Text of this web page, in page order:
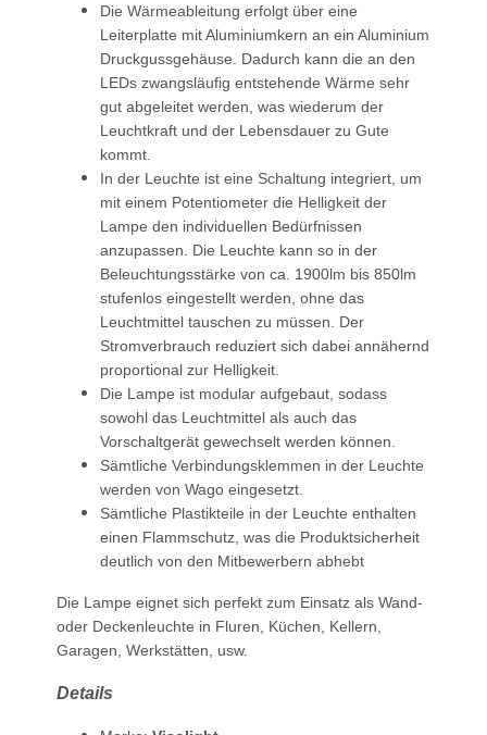
Die Wärmeableitung erfolgt über eine
Leiterplatte mit Aluminiumkern an ein Aluminium
Druckgussgehäuse. Dadurch kann die an den
LEDs zwangsläufig entstehende Wärme sehr
gut abgeleitet werden, was wiederum der
Leuchtkraft und der Lebensdauer zu Gute
kommt.
In der Leuchte ist eine Schaltung integriert, um
mit einem Potentiometer die Helligkeit der
Lampe den individuellen Bedürfnissen
anzupassen. Die Leuchte kann so in der
Beleuchtungsstärke von ca. 1900lm bis 850lm
stufenlos eingestellt werden, ohne das
Leuchtmittel tauschen zu müssen. Der
Stromverbrauch reduziert sich dabei annähernd
proportional zur Helligkeit.
Die Lampe ist modular aufgebaut, sodass
sowohl das Leuchtmittel als auch das
Vorschaltgerät gewechselt werden können.
Sämtliche Verbindungsklemmen in der Leuchte
werden von Wago eingesetzt.
Sämtliche Plastikteile in der Leuchte enthalten
einen Flammschutz, was die Produktsicherheit
deutlich von den Mitbewerbern abhebt
Die Lampe eignet sich perfekt zum Einsatz als Wand-
oder Deckenleuchte in Fluren, Küchen, Kellern,
Garagen, Werkstätten, usw.
Details